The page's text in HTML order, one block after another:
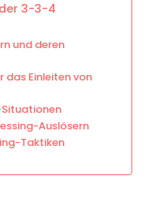
3-3-4
und deren
das Einleiten von
Auslösern
Taktiken